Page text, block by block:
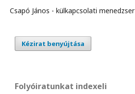
Csapó János - külkapcsolati menedzser
Kézirat benyújtása
Folyóiratunkat indexeli